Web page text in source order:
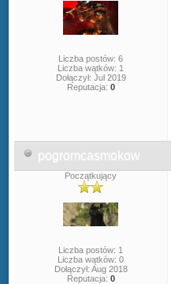
Liczba postów: 6
Liczba wątków: 1
Dołączył: Jul 2019
Reputacja: 0
pogromcasmokow
Początkujący
Liczba postów: 1
Liczba wątków: 0
Dołączył: Aug 2018
Reputacja: 0